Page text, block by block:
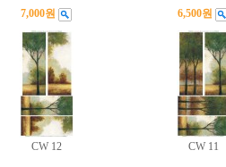
7,000원 6,500원
CW 12 CW 11